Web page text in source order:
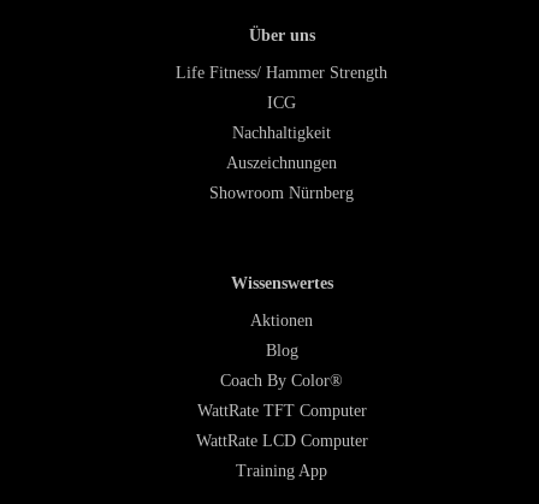
Über uns
Life Fitness/ Hammer Strength
ICG
Nachhaltigkeit
Auszeichnungen
Showroom Nürnberg
Wissenswertes
Aktionen
Blog
Coach By Color®
WattRate TFT Computer
WattRate LCD Computer
Training App